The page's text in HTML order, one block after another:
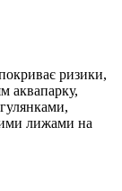
ризики,
аквапарку,
лижами на